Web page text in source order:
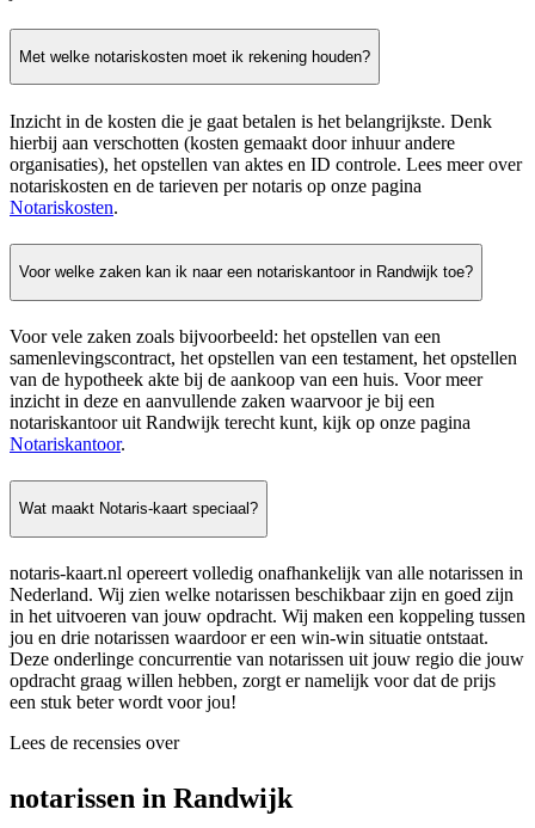
Met welke notariskosten moet ik rekening houden?
Inzicht in de kosten die je gaat betalen is het belangrijkste. Denk
hierbij aan verschotten (kosten gemaakt door inhuur andere
organisaties), het opstellen van aktes en ID controle. Lees meer over
notariskosten en de tarieven per notaris op onze pagina
Notariskosten.
Voor welke zaken kan ik naar een notariskantoor in Randwijk toe?
Voor vele zaken zoals bijvoorbeeld: het opstellen van een
samenlevingscontract, het opstellen van een testament, het opstellen
van de hypotheek akte bij de aankoop van een huis. Voor meer
inzicht in deze en aanvullende zaken waarvoor je bij een
notariskantoor uit Randwijk terecht kunt, kijk op onze pagina
Notariskantoor.
Wat maakt Notaris-kaart speciaal?
notaris-kaart.nl opereert volledig onafhankelijk van alle notarissen in
Nederland. Wij zien welke notarissen beschikbaar zijn en goed zijn
in het uitvoeren van jouw opdracht. Wij maken een koppeling tussen
jou en drie notarissen waardoor er een win-win situatie ontstaat.
Deze onderlinge concurrentie van notarissen uit jouw regio die jouw
opdracht graag willen hebben, zorgt er namelijk voor dat de prijs
een stuk beter wordt voor jou!
Lees de recensies over
notarissen in Randwijk